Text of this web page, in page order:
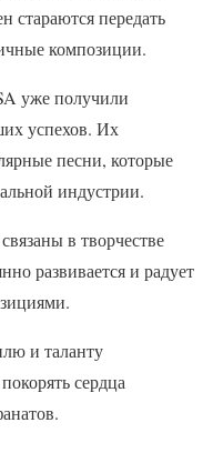
передать
композиции.
уже получили
успехов. Их
песни, которые
индустрии.
в творчестве
развивается и радует
и таланту
сердца